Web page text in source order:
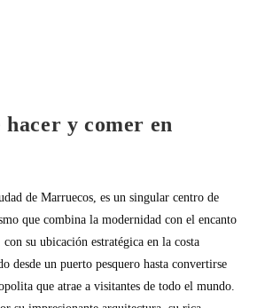
hacer y comer en
de Marruecos, es un singular centro de
que combina la modernidad con el encanto
su ubicación estratégica en la costa
desde un puerto pesquero hasta convertirse
que atrae a visitantes de todo el mundo.